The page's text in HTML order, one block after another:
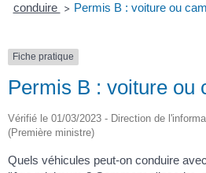
conduire > Permis B : voiture ou
Fiche pratique
Permis B : voiture ou
Vérifié le 01/03/2023 - Direction de
(Première ministre)
Quels véhicules peut-on conduire